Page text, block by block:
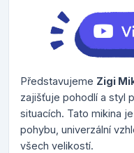
Představujeme Zigi
zajišťuje pohodlí a styl
situacích. Tato mikina
pohybu, univerzální
všech velikostí.